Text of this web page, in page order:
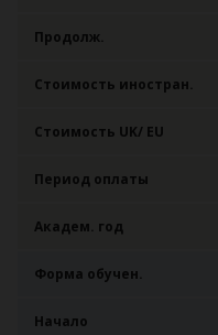
Продолж.
Стоимость иностран.
Стоимость UK/ EU
Период оплаты
Академ. год
Форма обучен.
Начало